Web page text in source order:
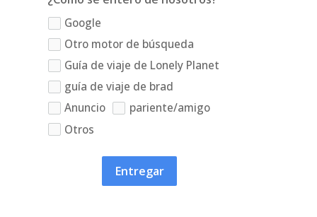
Google
Otro motor de búsqueda
Guía de viaje de Lonely Planet
guía de viaje de brad
Anuncio
pariente/amigo
Otros
Entregar